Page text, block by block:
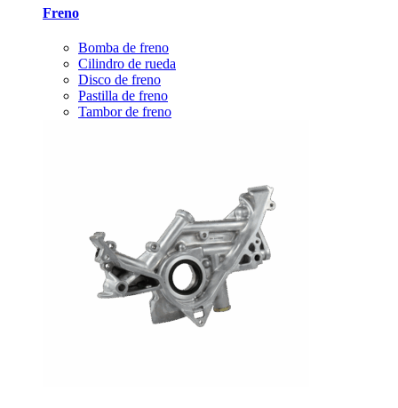
Freno
Bomba de freno
Cilindro de rueda
Disco de freno
Pastilla de freno
Tambor de freno